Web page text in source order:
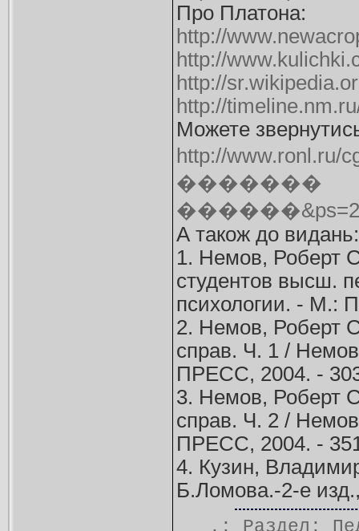
Про Платона:
http://
http://
http://
http://
Можете
http://
�������
А також до видань:
1. Немов, Роберт
студентов высш.
психологии. - М.:
2. Немов, Роберт
справ. Ч. 1 /
ПРЕСС, 2004. -
3. Немов, Роберт
справ. Ч. 2 /
ПРЕСС, 2004. -
4. Кузин,
Б.Ломова.-2-е